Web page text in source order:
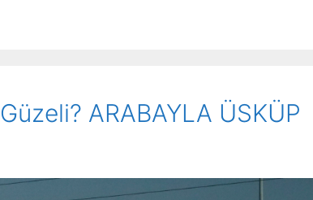
ARABAYLA ÜSKÜP